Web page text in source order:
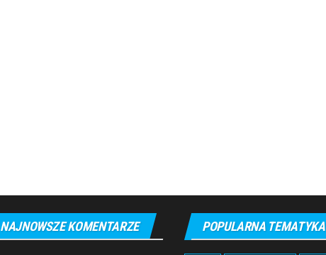
NAJNOWSZE KOMENTARZE POPULARNA TEMATYKA